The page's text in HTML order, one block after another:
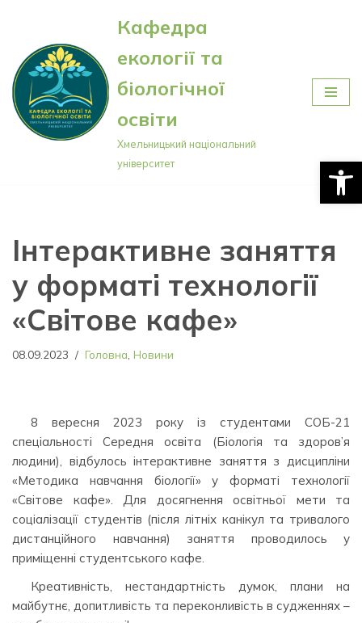
Перейти
до
вмісту
Кафедра
екології та
біологічної
освіти
Хмельницький національний
університет
Інтерактивне заняття
у форматі технології
«Світове кафе»
08.09.2023 Головна Новини
8 вересня 2023 року із студентами СОБ-21
спеціальності Середня освіта (Біологія та здоров’я
людини), відбулось інтерактивне заняття з дисципліни
«Методика навчання біології» у форматі технології
«Світове кафе». Для досягнення освітньої мети та
соціалізації студентів (після літніх канікул та тривалого
дистанційного навчання) заняття проводилось у
приміщенні студентського кафе.
Креативність, нестандартність думок, плани на
майбутнє, допитливість та переконливість в судженнях –